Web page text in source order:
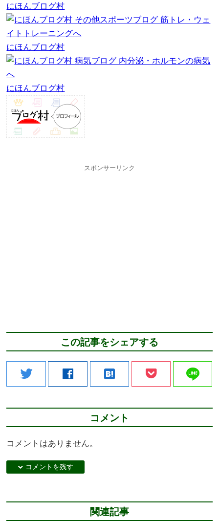
にほんブログ村
にほんブログ村
にほんブログ村
スポンサーリンク
この記事をシェアする
twitter facebook hatenabookmark line
コメント
コメントはありません。
down コメントを残す
関連記事